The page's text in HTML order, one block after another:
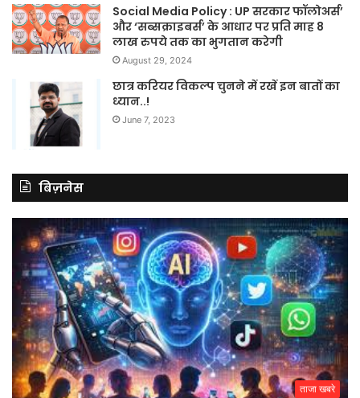
Social Media Policy : UP सरकार फॉलोअर्स’
और ‘सब्सक्राइबर्स’ के आधार पर प्रति माह 8
लाख रुपये तक का भुगतान करेगी
August 29, 2024
छात्र करियर विकल्प चुनने में रखें इन बातों का
ध्यान..!
June 7, 2023
बिज़नेस
ताजा खबरे